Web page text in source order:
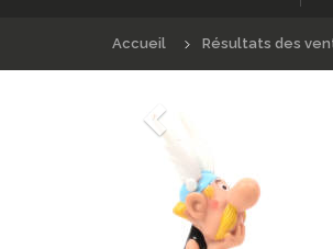
Accueil Résultats des